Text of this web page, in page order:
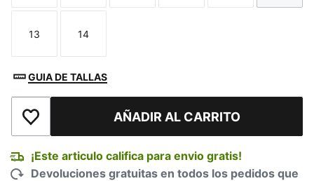
Talla
13
Talla
14
GUIA DE TALLAS
Añadir a la lista de deseosAÑADIR AL CARRITO
¡Este articulo califica para envio gratis!
Devoluciones gratuitas en todos los pedidos que